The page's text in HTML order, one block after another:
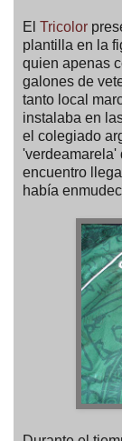
El Tricolor
plantilla en la
quien apenas
galones de
tanto local
instalaba en
el colegiado
'verdeamarela'
encuentro
había